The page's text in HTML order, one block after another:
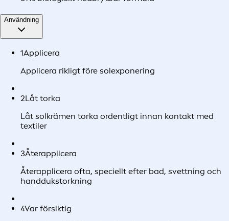
Användning
1Applicera
Applicera rikligt före solexponering
2Låt torka
Låt solkrämen torka ordentligt innan kontakt med
textiler
3Återapplicera
Återapplicera ofta, speciellt efter bad, svettning och
handdukstorkning
4Var försiktig